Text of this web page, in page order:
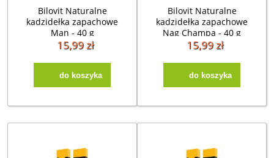
Bilovit Naturalne
kadzidełka zapachowe
Man - 40 g
15,99 zł
do koszyka
Bilovit Naturalne
kadzidełka zapachowe
Nag Champa - 40 g
15,99 zł
do koszyka